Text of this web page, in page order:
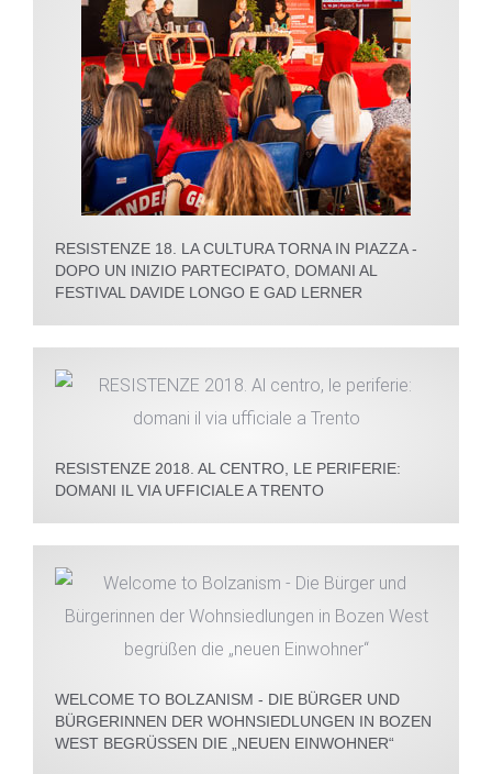
RESISTENZE 18. LA CULTURA TORNA IN PIAZZA -
DOPO UN INIZIO PARTECIPATO, DOMANI AL
FESTIVAL DAVIDE LONGO E GAD LERNER
RESISTENZE 2018. AL CENTRO, LE PERIFERIE:
DOMANI IL VIA UFFICIALE A TRENTO
WELCOME TO BOLZANISM - DIE BÜRGER UND
BÜRGERINNEN DER WOHNSIEDLUNGEN IN BOZEN
WEST BEGRÜSSEN DIE „NEUEN EINWOHNER“